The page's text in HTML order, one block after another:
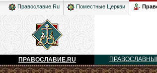
Православие.Ru Поместные Церкви
ПРАВОСЛАВИЕ.RU